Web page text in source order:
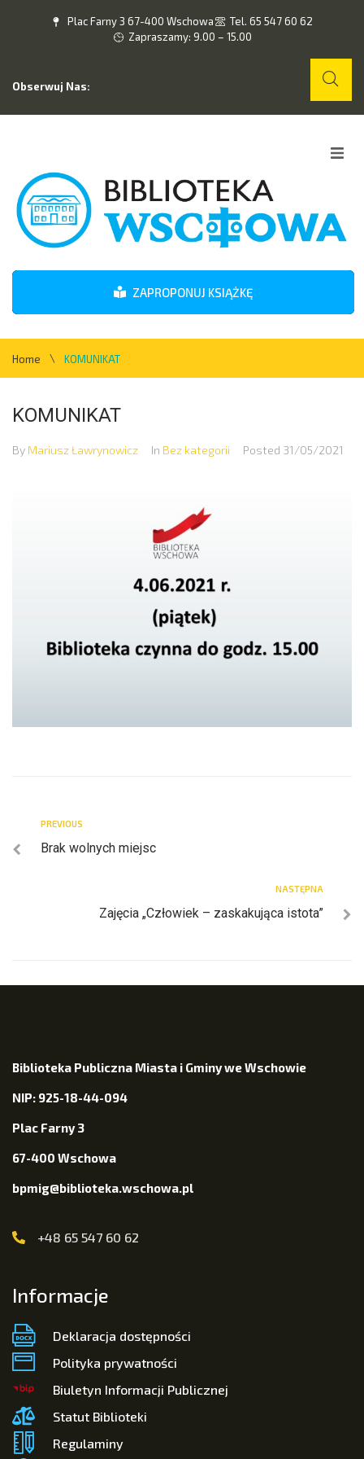
Plac Farny 3 67-400 Wschowa
Tel. 65 547 60 62
Zapraszamy: 9.00 – 15.00
Obserwuj Nas:
O nas
Wydarzenia
Kontakt
ZAPROPONUJ KSIĄŻKĘ
Home \ KOMUNIKAT
KOMUNIKAT
By Mariusz Ławrynowicz In Bez kategorii Posted 31/05/2021
PREVIOUS
Brak wolnych miejsc
NASTĘPNA
Zajęcia „Człowiek – zaskakująca istota”
Biblioteka Publiczna Miasta i Gminy we Wschowie
NIP: 925-18-44-094
Plac Farny 3
67-400 Wschowa
bpmig@biblioteka.wschowa.pl
+48 65 547 60 62
Informacje
Deklaracja dostępności
Polityka prywatności
Biuletyn Informacji Publicznej
Statut Biblioteki
Regulaminy